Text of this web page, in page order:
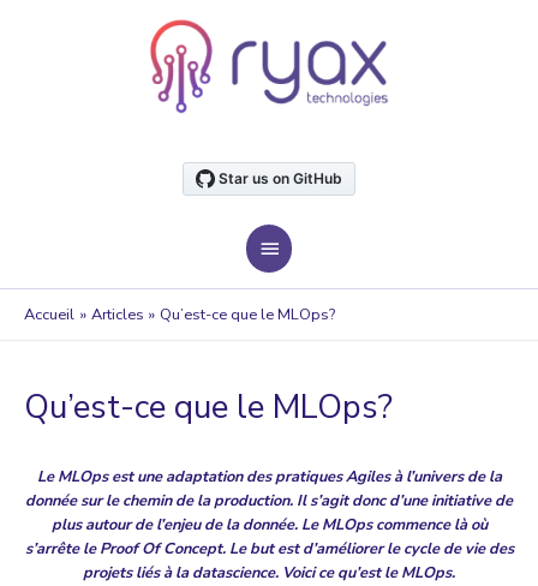
MENU
PRINCIPAL
Accueil Articles Qu’est-ce que le MLOps?
Qu’est-ce que le MLOps?
Le MLOps est une adaptation des pratiques Agiles à l’univers de la
donnée sur le chemin de la production. Il s’agit donc d’une initiative de
plus autour de l’enjeu de la donnée. Le MLOps commence là où
s’arrête le Proof Of Concept. Le but est d’améliorer le cycle de vie des
projets liés à la datascience. Voici ce qu’est le MLOps.